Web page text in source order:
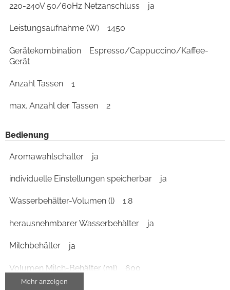
220-240V 50/60Hz Netzanschluss ja
Leistungsaufnahme (W) 1450
Gerätekombination
Espresso/Cappuccino/Kaffee-
Gerät
Anzahl Tassen 1
max. Anzahl der Tassen 2
Bedienung
Aromawahlschalter ja
individuelle Einstellungen speicherbar ja
Wasserbehälter-Volumen (l) 1.8
herausnehmbarer Wasserbehälter ja
Milchbehälter ja
Volumen Milch-Behälter (ml) 600
Mehr anzeigen